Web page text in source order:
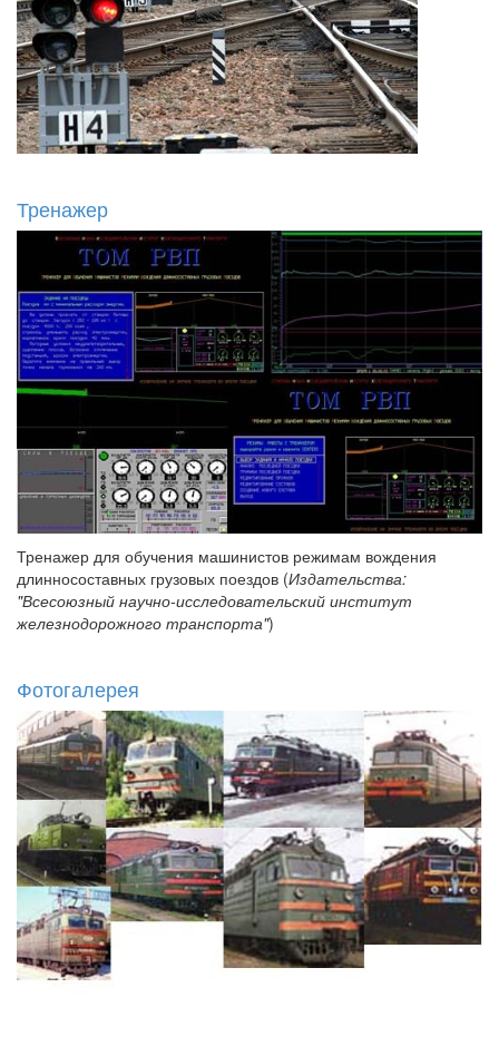
Тренажер
Тренажер для обучения машинистов режимам вождения
длинносоставных грузовых поездов (Издательства:
"Всесоюзный научно-исследовательский институт
железнодорожного транспорта")
Фотогалерея